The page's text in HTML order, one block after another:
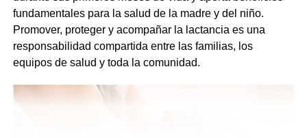
fundamentales para la salud de la madre y del niño.
Promover, proteger y acompañar la lactancia es una
responsabilidad compartida entre las familias, los
equipos de salud y toda la comunidad.